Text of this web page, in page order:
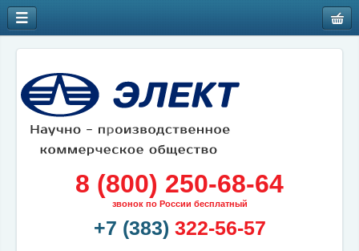
8 (800) 250-68-64
звонок по России бесплатный
+7 (383) 322-56-57